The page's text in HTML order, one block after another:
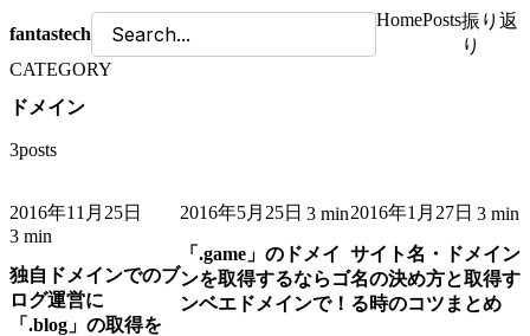
fantastech
HomePosts振り返
り
CATEGORY
ドメイン
3posts
2016年11月25日
3 min
独自ドメインでのブ
ログ運営に
「.blog」の取得を
2016年5月25日 3 min
「.game」のドメイ
ンを取得するならゴ
ンベエドメインで！
2016年1月27日 3 min
サイト名・ドメイン
名の決め方と取得す
る時のコツまとめ